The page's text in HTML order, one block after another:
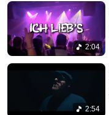
2:04
2:54